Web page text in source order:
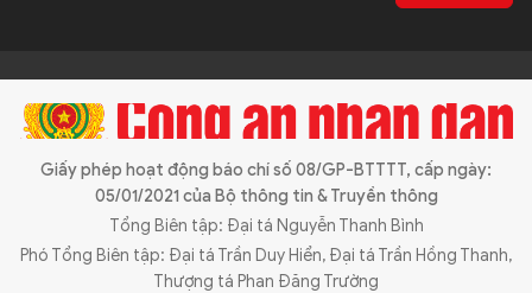
Giấy phép hoạt động báo chí số 08/GP-BTTTT, cấp ngày:
05/01/2021 của Bộ thông tin & Truyền thông
Tổng Biên tập: Đại tá Nguyễn Thanh Bình
Phó Tổng Biên tập: Đại tá Trần Duy Hiển, Đại tá Trần Hồng Thanh,
Thượng tá Phan Đăng Trường